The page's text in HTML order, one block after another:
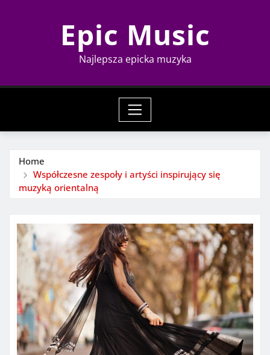
Epic Music
Najlepsza epicka muzyka
Home
Współczesne zespoły i artyści inspirujący się
muzyką orientalną